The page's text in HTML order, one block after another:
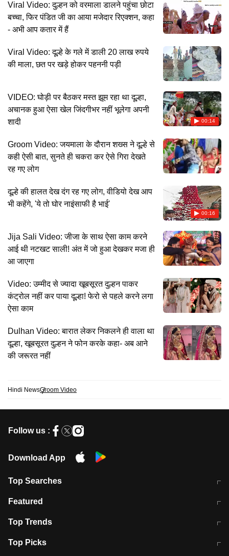
Viral Video: दुल्हन को वरमाला डालने पहुंचा छोटा
बच्चा, फिर पंडित जी का आया मजेदार रिएक्शन, कहा
- अभी आप कतार में हैं
Viral Video: दूल्हे के गले में डाली 20 लाख रुपये
की माला, छत पर खड़े होकर पहननी पड़ी
00:14
VIDEO: घोड़ी पर बैठकर मस्त झूम रहा था दूल्हा,
अचानक हुआ ऐसा खेल जिंदगीभर नहीं भूलेगा अपनी
शादी
Groom Video: जयमाला के दौरान शख्स ने दूल्हे से
कही ऐसी बात, सुनते ही चकरा कर ऐसे गिरा देखते
रह गए लोग
00:16
दूल्हे की हालत देख दंग रह गए लोग, वीडियो देख आप
भी कहेंगे, 'ये तो घोर नाइंसाफी है भाई'
Jija Sali Video: जीजा के साथ ऐसा काम करने
आई थी नटखट साली! अंत में जो हुआ देखकर मजा ही
आ जाएगा
Video: उम्मीद से ज्यादा खूबसूरत दुल्हन पाकर
कंट्रोल नहीं कर पाया दूल्हा! फेरो से पहले करने लगा
ऐसा काम
Dulhan Video: बारात लेकर निकलने ही वाला था
दूल्हा, खूबसूरत दुल्हन ने फोन करके कहा- अब आने
की जरूरत नहीं
Hindi NewsGroom Video
Follow us :
Download App
Top Searches
मुंबई में लगे 'जेन जी' के पोस्टर, लिखा- 'मैं
Featured
10 अगस्त को विधानसभा का घेराव करेंगे
Top Trends
RBI का नया नियम: अब बैंकों को अपनी सभी
Top Picks